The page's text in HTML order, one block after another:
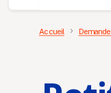
Accueil